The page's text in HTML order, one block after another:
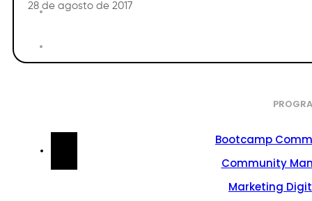
Bootcamp
Community
Marketing
28 de agosto de 2017